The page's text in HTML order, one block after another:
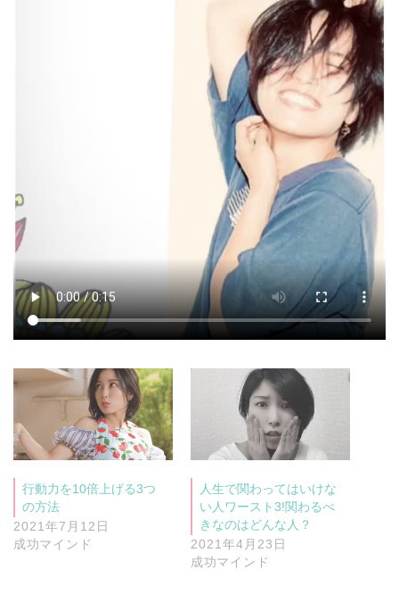
行動力を10倍上げる3つ
の方法
2021年7月12日
成功マインド
人生で関わってはいけな
い人ワースト3!関わるべ
きなのはどんな人？
2021年4月23日
成功マインド